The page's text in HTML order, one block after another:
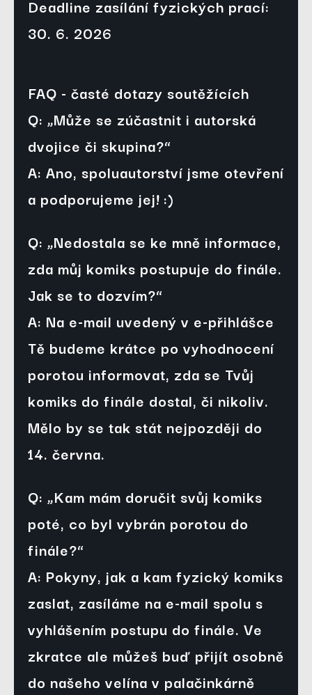
Deadline zasílání fyzických prací:
30. 6. 2026
FAQ - časté dotazy soutěžících
Q: „Může se zúčastnit i autorská
dvojice či skupina?“
A: Ano, spoluautorství jsme otevření
a podporujeme jej! :)
Q: „Nedostala se ke mně informace,
zda můj komiks postupuje do finále.
Jak se to dozvím?“
A: Na e-mail uvedený v e-přihlášce
Tě budeme krátce po vyhodnocení
porotou informovat, zda se Tvůj
komiks do finále dostal, či nikoliv.
Mělo by se tak stát nejpozději do
14. června.
Q: „Kam mám doručit svůj komiks
poté, co byl vybrán porotou do
finále?“
A: Pokyny, jak a kam fyzický komiks
zaslat, zasíláme na e-mail spolu s
vyhlášením postupu do finále. Ve
zkratce ale můžeš buď přijít osobně
do našeho velína v palačinkárně